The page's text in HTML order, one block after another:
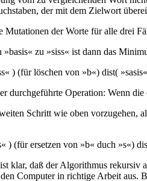
der mit dem Zielwort
Mutationen der Worte für alle drei
zu »siss« ist dann das
) (für löschen von »b«) dist(
durchgeführte Operation: Wenn
Schritt wie oben vorzugehen,
) (für ersetzen von »b« duch »s«)
ist klar, daß der Algorithmus
Computer in richtige Arbeit aus.